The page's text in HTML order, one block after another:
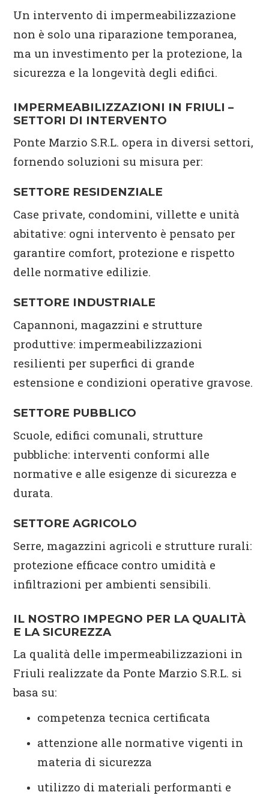
Un intervento di impermeabilizzazione
non è solo una riparazione temporanea,
ma un investimento per la protezione, la
sicurezza e la longevità degli edifici.
IMPERMEABILIZZAZIONI IN FRIULI –
SETTORI DI INTERVENTO
Ponte Marzio S.R.L. opera in diversi settori,
fornendo soluzioni su misura per:
SETTORE RESIDENZIALE
Case private, condomini, villette e unità
abitative: ogni intervento è pensato per
garantire comfort, protezione e rispetto
delle normative edilizie.
SETTORE INDUSTRIALE
Capannoni, magazzini e strutture
produttive: impermeabilizzazioni
resilienti per superfici di grande
estensione e condizioni operative gravose.
SETTORE PUBBLICO
Scuole, edifici comunali, strutture
pubbliche: interventi conformi alle
normative e alle esigenze di sicurezza e
durata.
SETTORE AGRICOLO
Serre, magazzini agricoli e strutture rurali:
protezione efficace contro umidità e
infiltrazioni per ambienti sensibili.
IL NOSTRO IMPEGNO PER LA QUALITÀ
E LA SICUREZZA
La qualità delle impermeabilizzazioni in
Friuli realizzate da Ponte Marzio S.R.L. si
basa su:
competenza tecnica certificata
attenzione alle normative vigenti in
materia di sicurezza
utilizzo di materiali performanti e